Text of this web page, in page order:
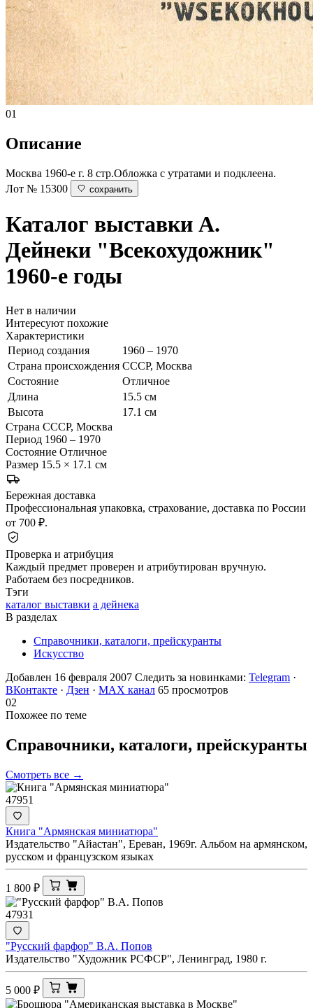
01
Описание
Москва 1960-е г. 8 стр.Обложка с утратами и подклеена.
Лот № 15300
сохранить
Каталог выставки А.
Дейнеки "Всекохудожник"
1960-е годы
Нет в наличии
Интересуют похожие
Характеристики
Период создания
1960 – 1970
Страна происхождения СССР, Москва
Состояние
Отличное
Длина
15.5 см
Высота
17.1 см
Страна СССР, Москва
Период 1960 – 1970
Состояние Отличное
Размер 15.5 × 17.1 см
Бережная доставка
Профессиональная упаковка, страхование, доставка по России
от 700 ₽.
Проверка и атрибуция
Каждый предмет проверен и атрибутирован вручную.
Работаем без посредников.
Тэги
каталог выставки а дейнека
В разделах
Справочники, каталоги, прейскуранты
Искусство
Добавлен 16 февраля 2007 Следить за новинками: Telegram ·
ВКонтакте · Дзен · MAX канал 65 просмотров
02
Похожее по теме
Справочники, каталоги, прейскуранты
Смотреть все →
47951
Книга "Армянская миниатюра"
Издательство "Айастан", Ереван, 1969г. Альбом на армянском,
русском и французском языках
1 800 ₽
47931
"Русский фарфор" В.А. Попов
Издательство "Художник РСФСР", Ленинград, 1980 г.
5 000 ₽